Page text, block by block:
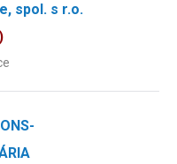
spol. s r.o.